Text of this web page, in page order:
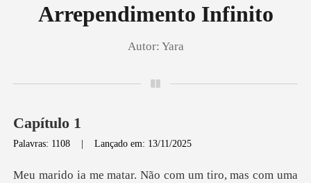
Baixar App
Arrependimento Infinito
Autor: Yara
Capítulo 1
Palavras: 1108 |Lançado em: 13/11/2025
tiro, mas com uma